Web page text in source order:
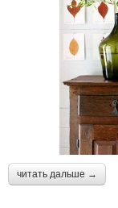
читать дальше →